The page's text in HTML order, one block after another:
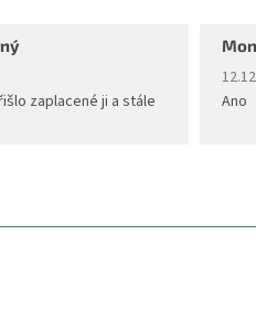
je 5 z 5 hvězdiček.
zaplacené ji a stále
Ano